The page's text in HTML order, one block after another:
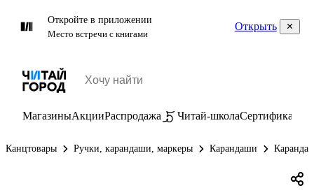
Откройте в приложении
Место встречи с книгами
Открыть
МагазиныАкцииРаспродажа Читай-школаСертификаты
Канцтовары Ручки, карандаши, маркеры Карандаши